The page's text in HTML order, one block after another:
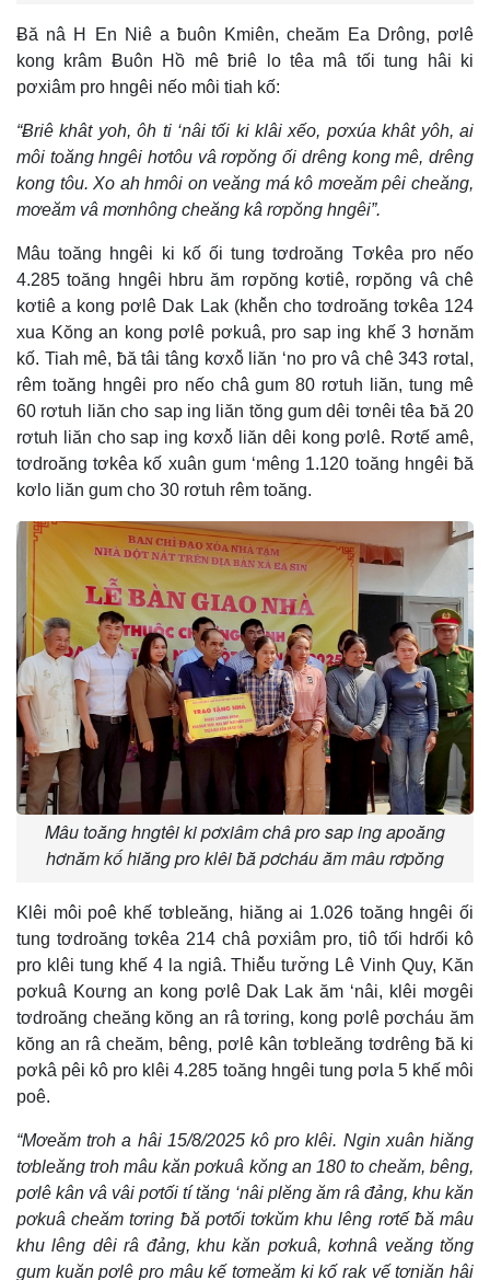
Ƀă nâ H En Niê a ƀuôn Kmiên, cheăm Ea Drông, pơlê
kong krâm Ƀuôn Hồ mê ƀriê lo têa mâ tối tung hâi ki
pơxiâm pro hngêi nếo môi tiah kố:
“Ƀriê khât yoh, ôh ti ‘nâi tối ki klâi xếo, pơxúa khât yôh, ai
môi toăng hngêi hơtôu vâ rơpŏng ối drêng kong mê, drêng
kong tôu. Xo ah hmôi on veăng má kô mơeăm pêi cheăng,
mơeăm vâ mơnhông cheăng kâ rơpŏng hngêi”.
Mâu toăng hngêi ki kố ối tung tơdroăng Tơkêa pro nếo
4.285 toăng hngêi hbru ăm rơpŏng kơtiê, rơpŏng vâ chê
kơtiê a kong pơlê Dak Lak (khê̆n cho tơdroăng tơkêa 124
xua Kŏng an kong pơlê pơkuâ, pro sap ing khế 3 hơnăm
kố. Tiah mê, ƀă tâi tâng kơxô̆ liăn ‘no pro vâ chê 343 rơtal,
rêm toăng hngêi pro nếo châ gum 80 rơtuh liăn, tung mê
60 rơtuh liăn cho sap ing liăn tŏng gum dêi tơnêi têa ƀă 20
rơtuh liăn cho sap ing kơxô̆ liăn dêi kong pơlê. Rơtế amê,
tơdroăng tơkêa kố xuân gum ‘mêng 1.120 toăng hngêi ƀă
kơlo liăn gum cho 30 rơtuh rêm toăng.
Mâu toăng hngtêi ki pơxiâm châ pro sap ing apoăng
hơnăm kố hiăng pro klêi ƀă pơcháu ăm mâu rơpŏng
Klêi môi poê khế tơbleăng, hiăng ai 1.026 toăng hngêi ối
tung tơdroăng tơkêa 214 châ pơxiâm pro, tiô tối hdrối kô
pro klêi tung khế 4 la ngiâ. Thiê̆u tươ̆ng Lê Vinh Quy, Kăn
pơkuâ Koưng an kong pơlê Dak Lak ăm ‘nâi, klêi mơgêi
tơdroăng cheăng kŏng an râ tơring, kong pơlê pơcháu ăm
kŏng an râ cheăm, bêng, pơlê kân tơbleăng tơdrêng ƀă ki
pơkâ pêi kô pro klêi 4.285 toăng hngêi tung pơla 5 khế môi
poê.
“Mơeăm troh a hâi 15/8/2025 kô pro klêi. Ngin xuân hiăng
tơbleăng troh mâu kăn pơkuâ kŏng an 180 to cheăm, bêng,
pơlê kân vâ vâi pơtối tí tăng ‘nâi plĕng ăm râ đảng, khu kăn
pơkuâ cheăm tơring ƀă pơtối tơkŭm khu lêng rơtế ƀă mâu
khu lêng dêi râ đảng, khu kăn pơkuâ, kơhnâ veăng tŏng
gum kuăn pơlê pro mâu kế tơmeăm ki kố rak vế tơniăn hâi